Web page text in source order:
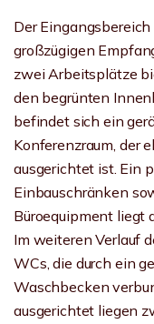
Der
großzügigen
zwei Arbeitsplätze
den begrünten
befindet sich ein
Konferenzraum, der
ausgerichtet ist. Ein
Einbauschränken
Büroequipment liegt
Im weiteren Verlauf
WCs, die durch ein
Waschbecken
ausgerichtet liegen